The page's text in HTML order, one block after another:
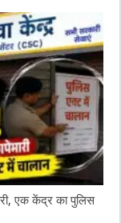
एक केंद्र का पुलिस